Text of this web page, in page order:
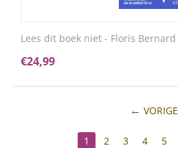
Lees dit boek niet - Floris Bernard
€24,99
VORIGE
1 2 3 4 5